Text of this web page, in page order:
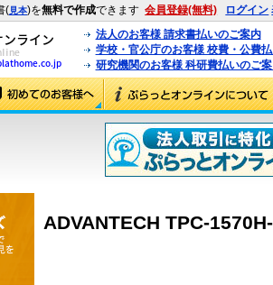
(見本)を無料で作成できます 会員登録(無料) ログイン
法人のお客様 請求書払いのご案内
学校・官公庁のお客様 校費・公費
研究機関のお客様 科研費払いのご
ADVANTECH TPC-